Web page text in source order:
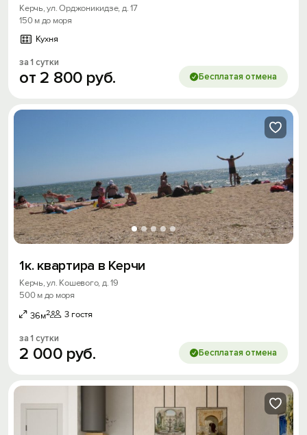
Керчь, ул. Орджоникидзе, д. 17
150 м до моря
Кухня
за 1 сутки
от 2 800 руб. Бесплатая отмена
1к. квартира в Керчи
Керчь, ул. Кошевого, д. 19
500 м до моря
36м2 3 гостя
за 1 сутки
2 000 руб. Бесплатая отмена